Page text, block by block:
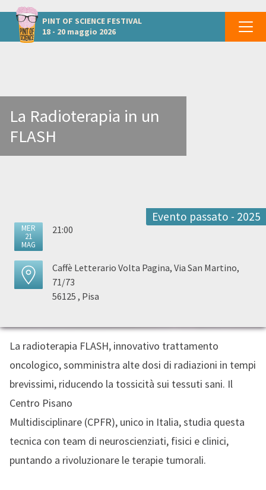
PINT OF SCIENCE FESTIVAL
18 - 20 maggio 2026
Altri eventi a Pisa
La Radioterapia in un
FLASH
Evento passato - 2025
MER
21
MAG
21:00
Caffè Letterario Volta Pagina, Via San Martino,
71/73
56125 , Pisa
La radioterapia FLASH, innovativo trattamento
oncologico, somministra alte dosi di radiazioni in tempi
brevissimi, riducendo la tossicità sui tessuti sani. Il
Centro Pisano
Multidisciplinare (CPFR), unico in Italia, studia questa
tecnica con team di neuroscienziati, fisici e clinici,
puntando a rivoluzionare le terapie tumorali.